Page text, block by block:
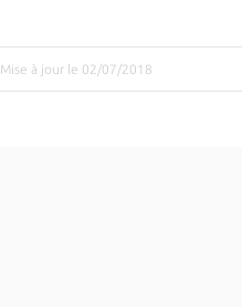
Mise à jour le 02/07/2018